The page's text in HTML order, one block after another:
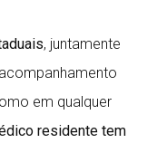
, juntamente
em qualquer
residente tem